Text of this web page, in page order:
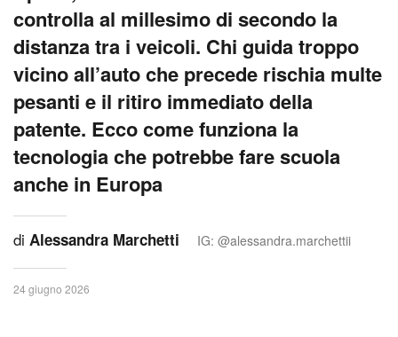
controlla al millesimo di secondo la
distanza tra i veicoli. Chi guida troppo
vicino all’auto che precede rischia multe
pesanti e il ritiro immediato della
patente. Ecco come funziona la
tecnologia che potrebbe fare scuola
anche in Europa
di Alessandra Marchetti IG: @alessandra.marchettii
24 giugno 2026